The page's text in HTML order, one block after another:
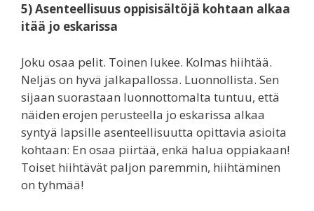
5) Asenteellisuus oppisisältöjä kohtaan alkaa
itää jo eskarissa
Joku osaa pelit. Toinen lukee. Kolmas hiihtää.
Neljäs on hyvä jalkapallossa. Luonnollista. Sen
sijaan suorastaan luonnottomalta tuntuu, että
näiden erojen perusteella jo eskarissa alkaa
syntyä lapsille asenteellisuutta opittavia asioita
kohtaan: En osaa piirtää, enkä halua oppiakaan!
Toiset hiihtävät paljon paremmin, hiihtäminen
on tyhmää!